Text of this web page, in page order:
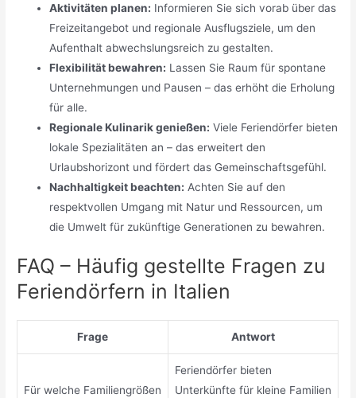
Aktivitäten planen: Informieren Sie sich vorab über das
Freizeitangebot und regionale Ausflugsziele, um den
Aufenthalt abwechslungsreich zu gestalten.
Flexibilität bewahren: Lassen Sie Raum für spontane
Unternehmungen und Pausen – das erhöht die Erholung
für alle.
Regionale Kulinarik genießen: Viele Feriendörfer bieten
lokale Spezialitäten an – das erweitert den
Urlaubshorizont und fördert das Gemeinschaftsgefühl.
Nachhaltigkeit beachten: Achten Sie auf den
respektvollen Umgang mit Natur und Ressourcen, um
die Umwelt für zukünftige Generationen zu bewahren.
FAQ – Häufig gestellte Fragen zu
Feriendörfern in Italien
Frage Antwort
Für welche Familiengrößen
Feriendörfer bieten
Unterkünfte für kleine Familien